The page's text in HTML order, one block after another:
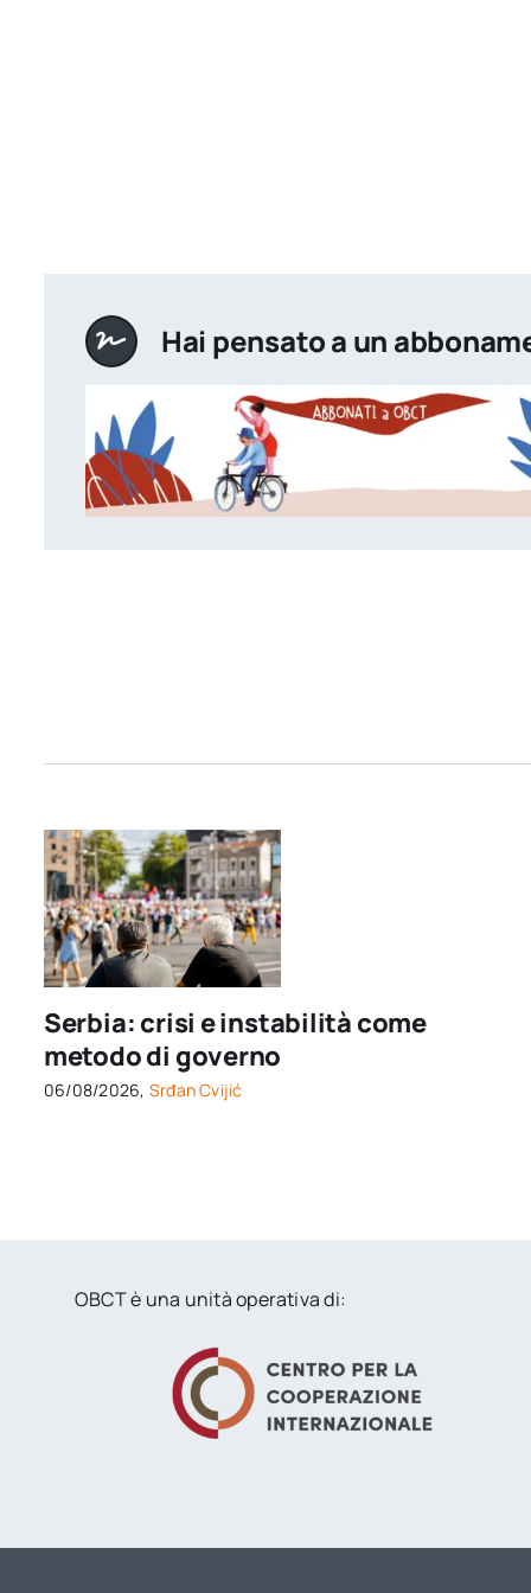
Hai pensato a un
Serbia: crisi e instabilità come
metodo di governo
06/08/2026, Srđan Cvijić
OBCT è una unità operativa di: